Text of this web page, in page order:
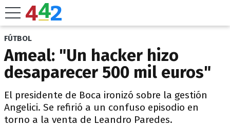
FÚTBOL
Ameal: "Un hacker hizo
desaparecer 500 mil euros"
El presidente de Boca ironizó sobre la gestión
Angelici. Se refirió a un confuso episodio en
torno a la venta de Leandro Paredes.